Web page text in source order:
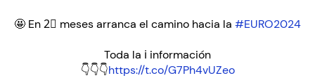
🤩 En 2⃣ meses arranca el camino hacia la #EURO2024
Toda la ℹ️ información
👇👇👇https://t.co/G7Ph4vUZeo